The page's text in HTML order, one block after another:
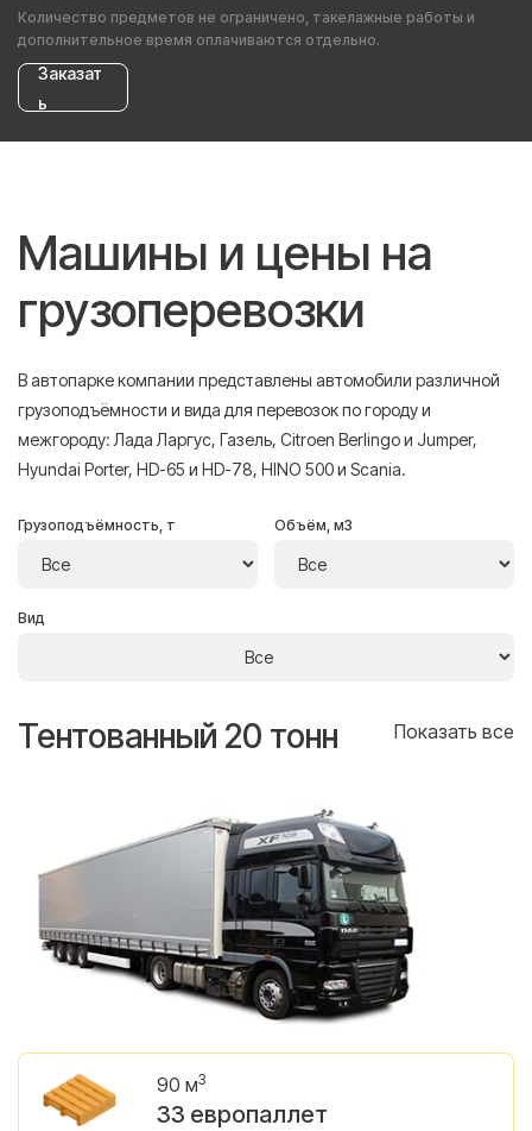
Количество предметов не ограничено, такелажные работы и
дополнительное время оплачиваются отдельно.
Заказат
ь
Машины и цены на
грузоперевозки
В автопарке компании представлены автомобили различной
грузоподъёмности и вида для перевозок по городу и
межгороду: Лада Ларгус, Газель, Citroen Berlingo и Jumper,
Hyundai Porter, HD-65 и HD-78, HINO 500 и Scania.
Грузоподъёмность, т Объём, м3
Вид
Тентованный 20 тонн Показать все
90 м3
33 европаллет